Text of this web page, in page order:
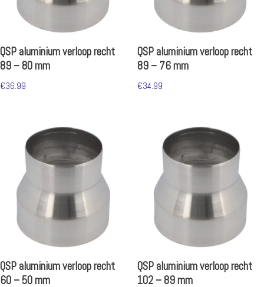
QSP aluminium verloop recht
89 – 80 mm
€36.99
QSP aluminium verloop recht
89 – 76 mm
€34.99
QSP aluminium verloop recht
60 – 50 mm
QSP aluminium verloop recht
102 – 89 mm